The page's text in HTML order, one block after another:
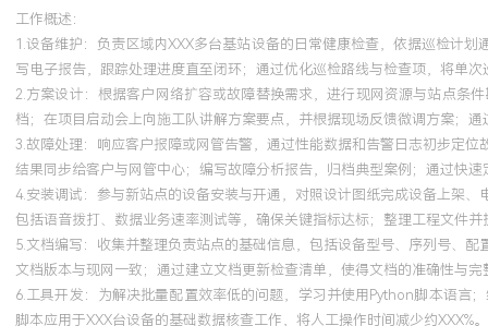
工作概述：
1.设备维护：负责区域内XXX多台基站设备的日常健康检查，依据巡检计
写电子报告，跟踪处理进度直至闭环；通过优化巡检路线与检查项，将单
2.方案设计：根据客户网络扩容或故障替换需求，进行现网资源与站点条
档；在项目启动会上向施工队讲解方案要点，并根据现场反馈微调方案；
3.故障处理：响应客户报障或网管告警，通过性能数据和告警日志初步定
结果同步给客户与网管中心；编写故障分析报告，归档典型案例；通过快
4.安装调试：参与新站点的设备安装与开通，对照设计图纸完成设备上架
包括语音拨打、数据业务速率测试等，确保关键指标达标；整理工程文件
5.文档编写：收集并整理负责站点的基础信息，包括设备型号、序列号、
文档版本与现网一致；通过建立文档更新检查清单，使得文档的准确性与完
6.工具开发：为解决批量配置效率低的问题，学习并使用Python脚本语言
脚本应用于XXX台设备的基础数据核查工作，将人工操作时间减少约XXX%。